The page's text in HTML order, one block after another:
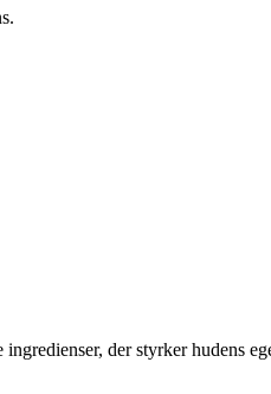
der styrker hudens